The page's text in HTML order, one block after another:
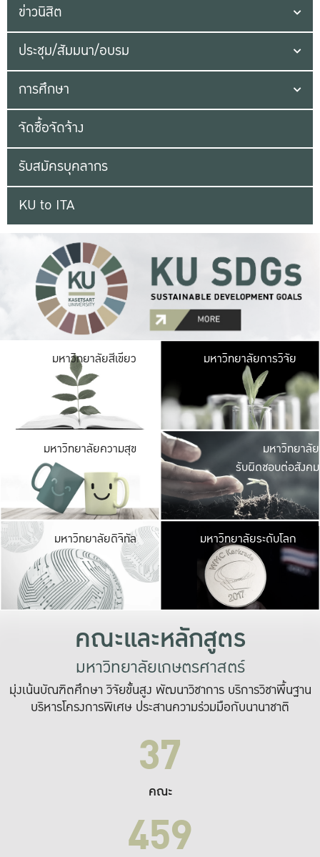
ข่าวนิสิต
ประชุม/สัมมนา/อบรม
การศึกษา
จัดซื้อจัดจ้าง
รับสมัครบุคลากร
KU to ITA
มหาวิทยาลัยสีเขียว มหาวิ
มีพื้นที่เขียวสดใส
เป็นป่าในเมือง เกษต
มหาวิทยาลัยการวิจัย
มหาวิทยาลัยความสุข มหาวิ
ค
เปิดประ
และพบเรื่องราวใ
มหาวิทยาลัย
รับผิดชอบต่อสังคม
มหาวิทยาลัยดิจิทัล มหาวิ
เปลี่ยนแปลง แล
เพื่อทำง
ระบบสารสนเทศ
มหาวิทยาลัยระดับโลก
คณะและหลักสูตร
มหาวิทยาลัยเกษตรศาสตร์
มุ่งเน้นบัณฑิตศึกษา วิจัยขั้นสูง พัฒนาวิชาการ บริการวิชาพื้นฐาน
บริหารโครงการพิเศษ ประสานความร่วมมือกับนานาชาติ
37
คณะ
459